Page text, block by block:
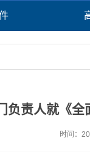
负责人就《全
时间：